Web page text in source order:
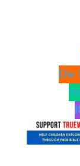
Die